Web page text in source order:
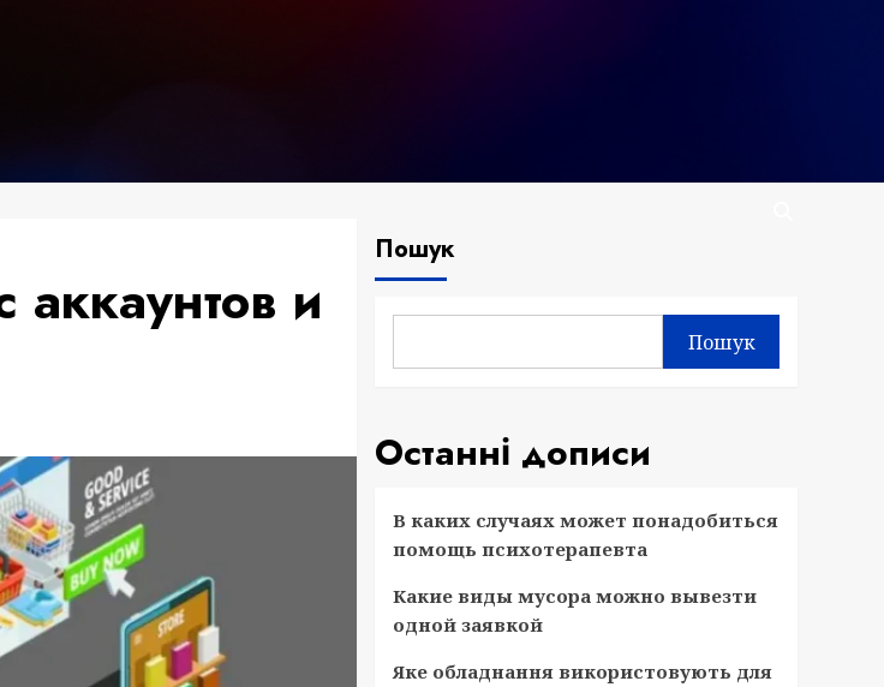
аккаунтов и
Пошук
Пошук
Останні дописи
В каких случаях может понадобиться
помощь психотерапевта
Какие виды мусора можно вывезти
одной заявкой
Яке обладнання використовують для